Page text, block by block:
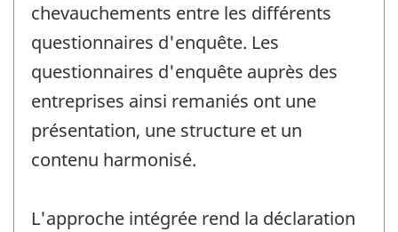
chevauchements entre les différents
questionnaires d'enquête. Les
questionnaires d'enquête auprès des
entreprises ainsi remaniés ont une
présentation, une structure et un
contenu harmonisé.
L'approche intégrée rend la déclaration